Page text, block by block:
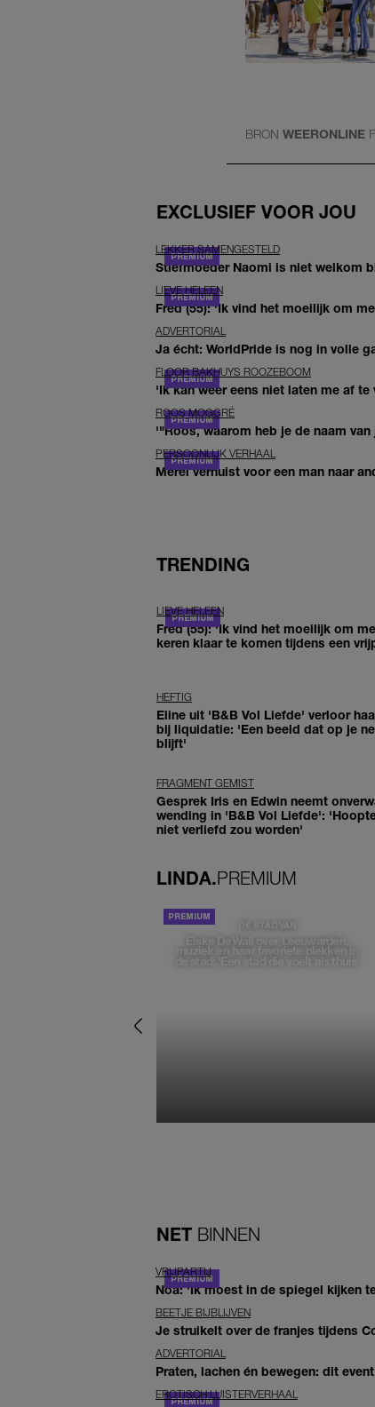
BRON WEERONLINE
EXCLUSIEF VOOR JOU
LEKKER SAMENGESTELD
Stiefmoeder Naomi is niet welkom
LIEVE HELEEN
Fred (55): 'Ik vind het moeilijk om
ADVERTORIAL
Ja écht: WorldPride is nog in volle
FLOOR BAKHUYS ROOZEBOOM
'Ik kan weer eens niet laten me af
ROOS MOGGRÉ
'"Roos, waarom heb je de naam
PERSOONLIJK VERHAAL
Merel verhuist voor een man naar
TRENDING
LIEVE HELEEN
Fred (55): 'Ik vind het moeilijk om
keren klaar te komen tijdens een
HEFTIG
Eline uit 'B&B Vol Liefde' verloor
bij liquidatie: 'Een beeld dat op je
blijft'
FRAGMENT GEMIST
Gesprek Iris en Edwin neemt
wending in 'B&B Vol Liefde':
niet verliefd zou worden'
LINDA.PREMIUM
DE STAD VAN
Elske DeWall over Leeuwarden,
muziek en haar favoriete plekken in
de stad: 'Een stad die voelt als thuis'
NET BINNEN
VRIJPARTIJ
Noa: 'Ik moest in de spiegel kijken
BEETJE BIJBLIJVEN
Je struikelt over de franjes tijdens
ADVERTORIAL
Praten, lachen én bewegen: dit
EROTISCH LUISTERVERHAAL